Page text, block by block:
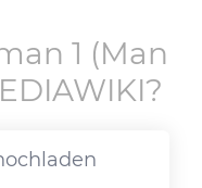
1 (Man
?